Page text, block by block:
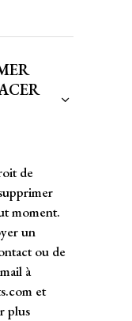
de
moment.
un
ou de
à
et
plus